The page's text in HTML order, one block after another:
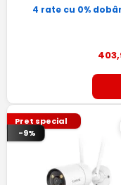
4 rate cu 0%
403
Pret special
-9%